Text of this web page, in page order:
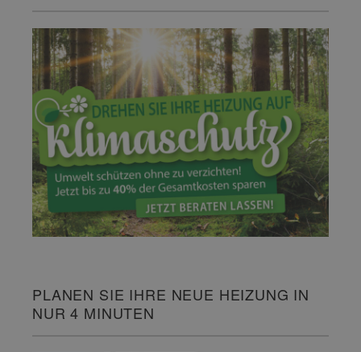
PLANEN SIE IHRE NEUE HEIZUNG IN
NUR 4 MINUTEN